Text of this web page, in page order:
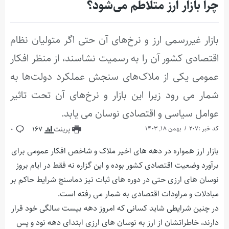
چرا بازار ارز متلاطم می‌شود؟
بازار غیررسمی ارز و نرخ‌های آن حتی اگر متولیان نظام
اقتصادی کشور آن را به رسمیت نشاسند، از منظر افکار
عمومی یکی از ملاک‌های سنجش عملکرد دولت‌ها به
شمار می رود زیرا این بازار و نرخ‌های آن تحت تاثیر
عوامل سیاسی و اقتصادی نوسان می یابد.
کد خبر :207 بهمن 18, 1403 پرینت 167
0
بازار ارز همواره در دهه های اخیر ملاک و شاخص افکار عمومی برای
برآورد وضعیت اقتصادی کشور بوده و این گزاره نه فقط در ایام بروز
نوسان های ارزی حتی در دوره های ثبات نیز دماسنج شرایط حاکم بر
مبادلات و مراودات اقتصادی به شمار می رفته است.
در چنین شرایطی شاید کسانی که امروز دهه بیست سالگی خود قرار
دارند، خاطراتشان از ارز به نوسان های ارزی ابتدای دهه نود و پس